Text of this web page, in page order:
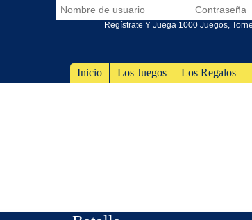
Inicio Los Juegos Los Regalos
Regístrate Y Juega 1000 Juegos,